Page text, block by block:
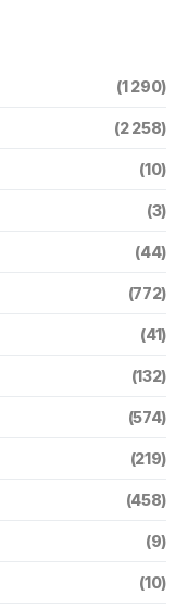
(1 290)
(2 258)
(10)
(3)
(44)
(772)
(41)
(132)
(574)
(219)
(458)
(9)
(10)